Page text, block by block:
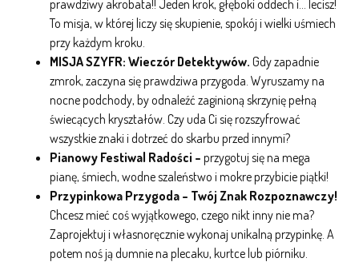
prawdziwy akrobata!! Jeden krok, głęboki oddech i… lecisz!
To misja, w której liczy się skupienie, spokój i wielki uśmiech
przy każdym kroku.
MISJA SZYFR: Wieczór Detektywów.Gdy zapadnie
zmrok, zaczyna się prawdziwa przygoda. Wyruszamy na
nocne podchody, by odnaleźć zaginioną skrzynię pełną
świecących kryształów. Czy uda Ci się rozszyfrować
wszystkie znaki i dotrzeć do skarbu przed innymi?
Pianowy Festiwal Radości –przygotuj się na mega
pianę, śmiech, wodne szaleństwo i mokre przybicie piątki!
Przypinkowa Przygoda – Twój Znak Rozpoznawczy!
Chcesz mieć coś wyjątkowego, czego nikt inny nie ma?
Zaprojektuj i własnoręcznie wykonaj unikalną przypinkę. A
potem noś ją dumnie na plecaku, kurtce lub piórniku.